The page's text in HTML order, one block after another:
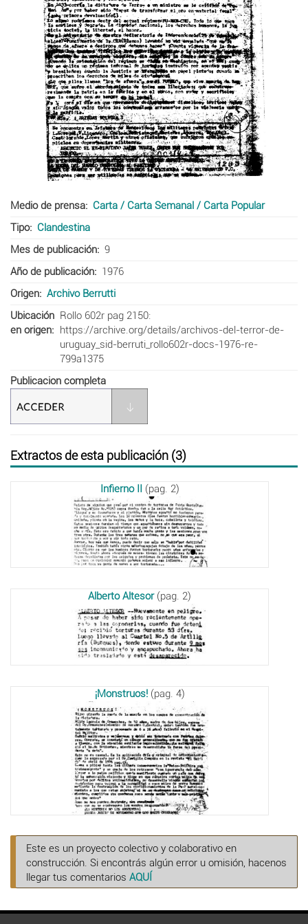
Medio de prensa
Carta / Carta Semanal / Carta Popular
Tipo
Clandestina
Mes de publicación
9
Año de publicación
1976
Origen
Archivo Berrutti
Ubicación
en origen
Rollo 602r pag 2150:
https://archive.org/details/archivos-del-terror-de-
uruguay_sid-berruti_rollo602r-docs-1976-re-
799a1375
Publicacion completa
Extractos de esta publicación (3)
Infierno II (pag. 2)
Alberto Altesor(pag. 2)
¡Monstruos!(pag. 4)
Este es un proyecto colectivo y colaborativo en
construcción. Si encontrás algún error u omisión, hacenos
llegar tus comentarios AQUÍ